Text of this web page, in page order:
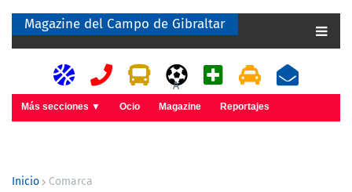
Magazine del Campo de Gibraltar
A
Más secciones ▼ Ocio Magazine Reportajes
Inicio Comarca